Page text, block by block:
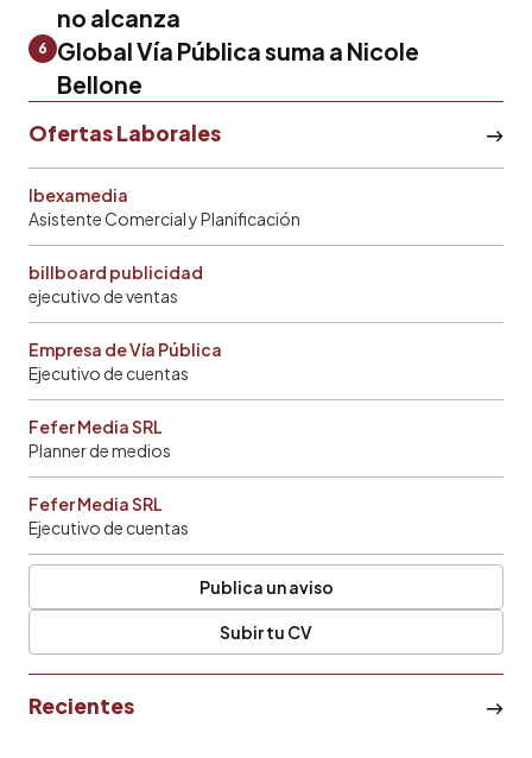
no alcanza
6
Global Vía Pública suma a Nicole
Bellone
Ofertas Laborales
Ibexamedia
Asistente Comercial y Planificación
billboard publicidad
ejecutivo de ventas
Empresa de Vía Pública
Ejecutivo de cuentas
Fefer Media SRL
Planner de medios
Fefer Media SRL
Ejecutivo de cuentas
Publica un aviso
Subir tu CV
Recientes